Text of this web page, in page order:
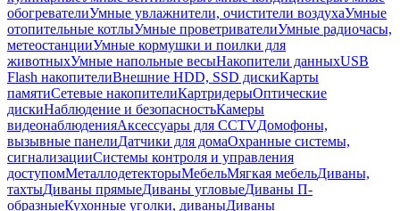
обогревателиУмные увлажнители, очистители воздухаУмные
отопительные котлыУмные проветривателиУмные радиочасы,
метеостанцииУмные кормушки и поилки для
животныхУмные напольные весыНакопители данныхUSB
Flash накопителиВнешние HDD, SSD дискиКарты
памятиСетевые накопителиКартридерыОптические
дискиНаблюдение и безопасностьКамеры
видеонаблюденияАксессуары для CCTVДомофоны,
вызывные панелиДатчики для домаОхранные системы,
сигнализацииСистемы контроля и управления
доступомМеталлодетекторыМебельМягкая мебельДиваны,
тахтыДиваны прямыеДиваны угловыеДиваны П-
образныеКухонные уголки, диваныДиваны